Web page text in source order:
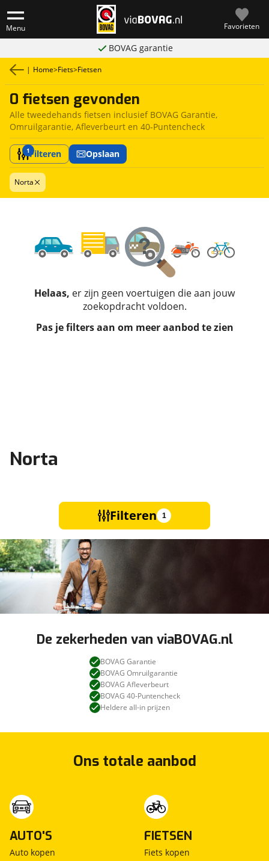
Menu Favorieten
BOVAG garantie
| Home>Fiets>Fietsen
0 fietsen gevonden
Alle tweedehands fietsen inclusief BOVAG Garantie,
Omruilgarantie, Afleverbeurt en 40-Puntencheck
1Filteren Opslaan
Norta
Helaas, er zijn geen voertuigen die aan jouw
zoekopdracht voldoen.
Pas je filters aan om meer aanbod te zien
Norta
Filteren 1
De zekerheden van viaBOVAG.nl
BOVAG Garantie
BOVAG Omruilgarantie
BOVAG Afleverbeurt
BOVAG 40-Puntencheck
Heldere all-in prijzen
Ons totale aanbod
AUTO'S
Auto kopen
FIETSEN
Fiets kopen